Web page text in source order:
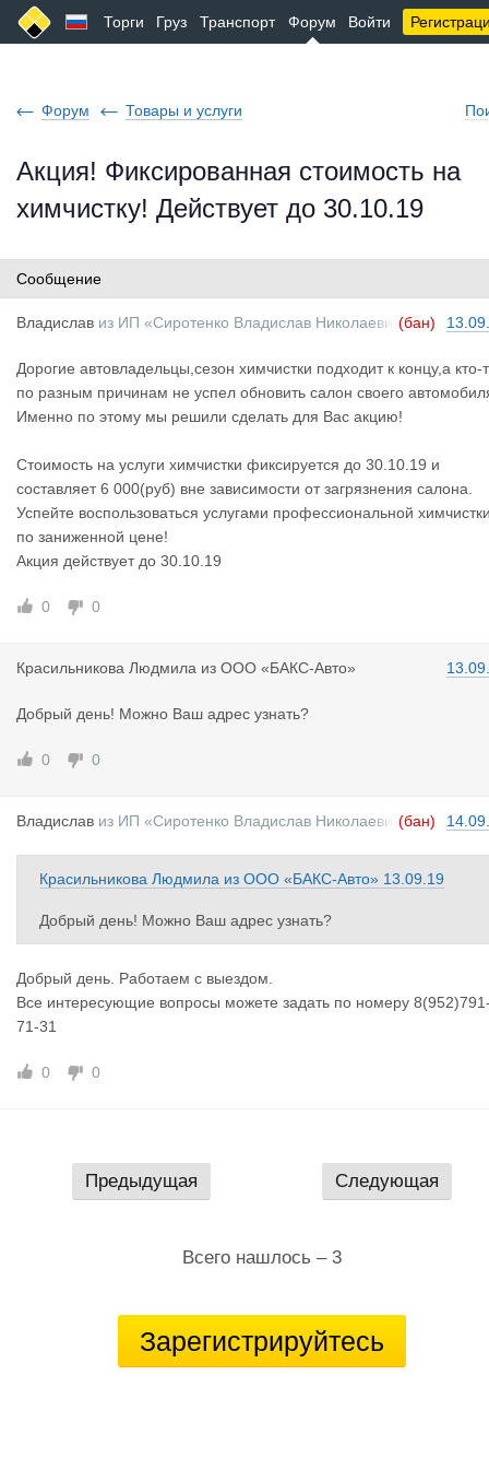
Торги Груз Транспорт Форум Войти
Форум Товары и услуги
Акция! Фиксированная стоимость на
химчистку! Действует до 30.10.19
Сообщение
Владислав из ИП «Сиротенко Владислав Николаеви (бан)
Дорогие автовладельцы,сезон химчистки подходит к концу,а кто-
по разным причинам не успел обновить салон своего
Именно по этому мы решили сделать для Вас акцию!
Стоимость на услуги химчистки фиксируется до 30.10.19 и
составляет 6 000(руб) вне зависимости от загрязнения салона.
Успейте воспользоваться услугами профессиональной
по заниженной цене!
Акция действует до 30.10.19
0 0
Красильникова Людмила из ООО «БАКС-Авто»
Добрый день! Можно Ваш адрес узнать?
0 0
Владислав из ИП «Сиротенко Владислав Николаеви (бан)
Красильникова Людмила из ООО «БАКС-Авто» 13.09.19
Добрый день! Можно Ваш адрес узнать?
Добрый день. Работаем с выездом.
Все интересующие вопросы можете задать по номеру
71-31
0 0
Предыдущая Следующая
Всего нашлось – 3
Зарегистрируйтесь